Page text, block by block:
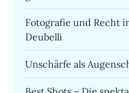
Fotografie und Recht
Deubelli
Unschärfe als